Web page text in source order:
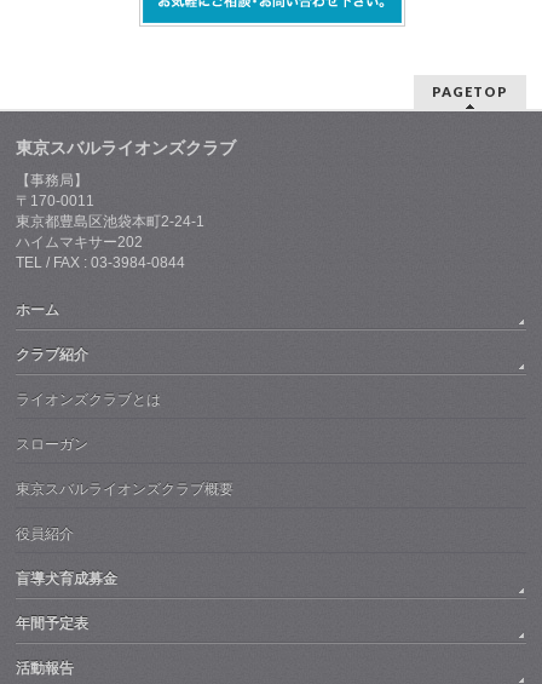
PAGETOP
東京スバルライオンズクラブ
【事務局】
〒170-0011
東京都豊島区池袋本町2-24-1
ハイムマキサー202
TEL / FAX : 03-3984-0844
ホーム
クラブ紹介
ライオンズクラブとは
スローガン
東京スバルライオンズクラブ概要
役員紹介
盲導犬育成募金
年間予定表
活動報告